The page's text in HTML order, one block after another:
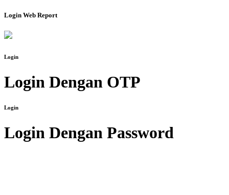
Login Web Report
Login
Login Dengan OTP
Login
Login Dengan Password